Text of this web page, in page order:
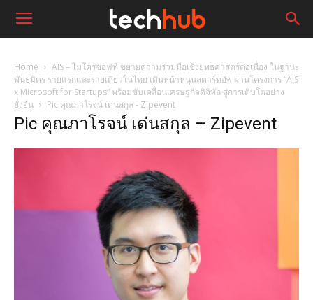
Home
AIS – ไมโครซอฟท์ ขยายความร่วมมือเชิงยุทธศาสตร์ต่อเนื่อง ในฐานะ
พันธมิตร รายแรกและรายเดียวในไทย เดินหน้าหนุนสตาร์ทอัพ ผ่านโครงการ “AIS
x Microsoft for Startups” พร้อมขับเคลื่อนเศรษฐกิจดิจิทัล สู่การเติบโตอย่าง
ยั่งยืน
Pic คุณภาโรจน์ เด่นสกุล - Zipevent
Pic คุณภาโรจน์ เด่นสกุล – Zipevent